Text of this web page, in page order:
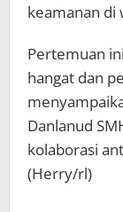
keamanan di
Pertemuan
hangat dan
Danlanud
kolaborasi
(Herry/rl)